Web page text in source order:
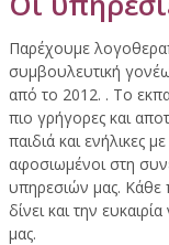
Παρέχουμε
συμβουλευτική
από το 2012. . Το
πιο γρήγορες και
παιδιά και ενήλικες
αφοσιωμένοι στη
υπηρεσιών μας. Κάθε
δίνει και την
μας.